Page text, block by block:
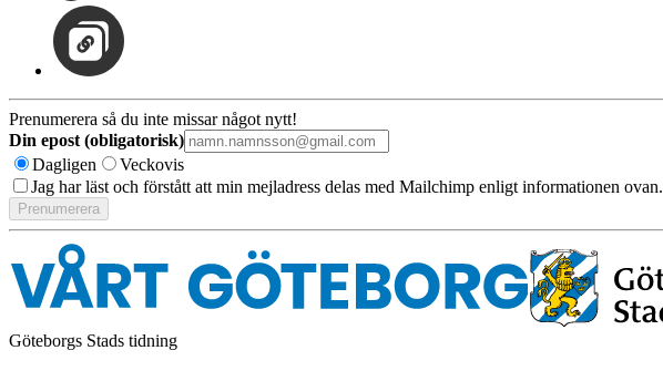
Prenumerera så du inte missar något nytt!
Din epost (obligatorisk)
Dagligen
Veckovis
Jag har läst och förstått att min mejladress delas med Mailchimp enligt informationen ovan.
Göteborgs Stads tidning